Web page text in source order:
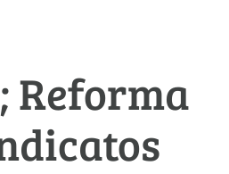
Reforma